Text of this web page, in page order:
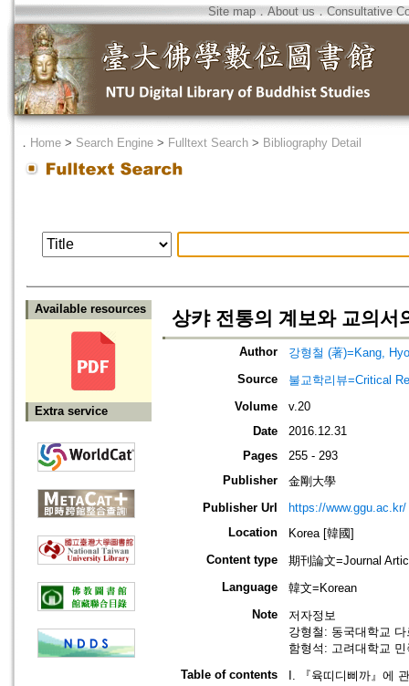
Site map．About us ． Consultative
． Home > Search Engine > Fulltext Search > Bibliography Detail
Available resources
Extra service
상캬 전통의 계보와 교의
Author
강형철 (著)=Kang,
Source
불교학리뷰=Critical
Volume
v.20
Date
2016.12.31
Pages
255 - 293
Publisher
金剛大學
Publisher Url
https://www.ggu.ac.kr/
Location
Korea [韓國]
Content type
期刊論文=Journal
Language
韓文=Korean
Note
저자정보
강형철: 동국대학교
함형석: 고려대학교
Table of contents
I. 『육띠디삐까』에